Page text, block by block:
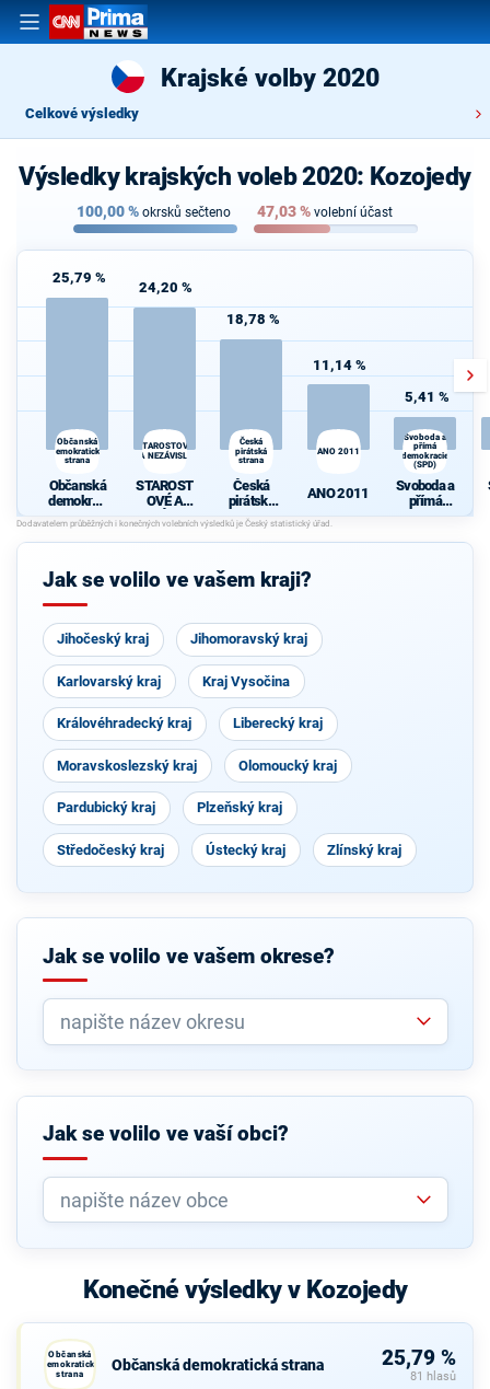
Krajské volby 2020
Celkové výsledky
Výsledky krajských voleb 2020: Kozojedy
100,00% okrsků sečteno 47,03% volební účast
25,79 %
Občanská
demokratická
strana
Občanská
demokrati
cká strana
24,20 %
STAROSTOVÉ
A NEZÁVISLÍ
STAROST
OVÉ A
NEZÁVISL
Í
18,78 %
Česká
pirátská
strana
Česká
pirátská
strana
11,14 %
ANO 2011
ANO 2011
5,41 %
Svoboda a
přímá
demokracie
(SPD)
Svoboda a
přímá
demokraci
Jak se volilo ve vašem kraji?
Jihočeský kraj Jihomoravský kraj
Karlovarský kraj Kraj Vysočina
Královéhradecký kraj Liberecký kraj
Moravskoslezský kraj Olomoucký kraj
Pardubický kraj Plzeňský kraj
Středočeský kraj Ústecký kraj Zlínský kraj
Jak se volilo ve vašem okrese?
Jak se volilo ve vaší obci?
Konečné výsledky v Kozojedy
Občanská
demokratická
strana
Občanská demokratická strana 25,79 %
81 hlasů